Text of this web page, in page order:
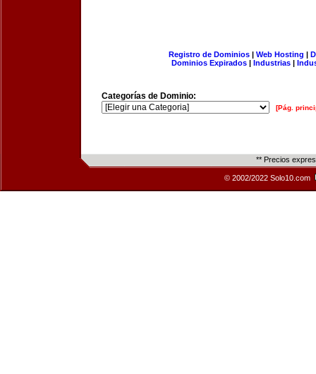
Registro de Dominios| Web Hosting |
Dominios Expirados | Industrias |
Categorías de Dominio:
[Pág.
** Precios
© 2002/2022 Solo10.com